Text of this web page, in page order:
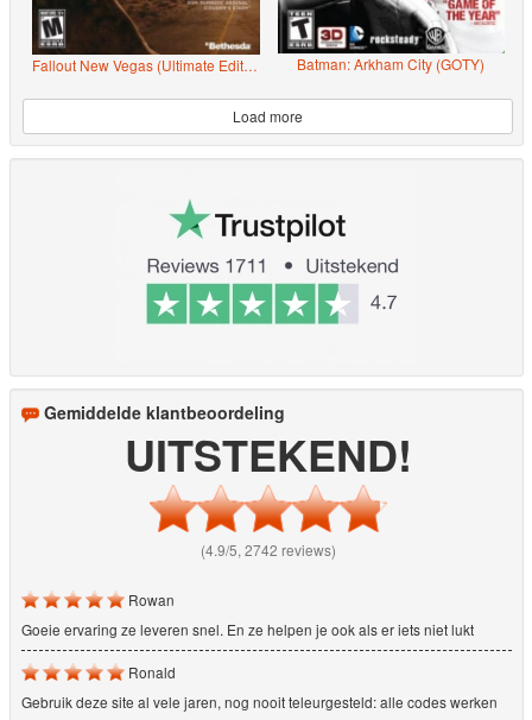
Fallout New Vegas (Ultimate Edition) Batman: Arkham City (GOTY)
Load more
Gemiddelde klantbeoordeling
UITSTEKEND!
(4.9/5, 2742 reviews)
Rowan
Goeie ervaring ze leveren snel. En ze helpen je ook als er iets niet lukt
Ronald
Gebruik deze site al vele jaren, nog nooit teleurgesteld: alle codes werken